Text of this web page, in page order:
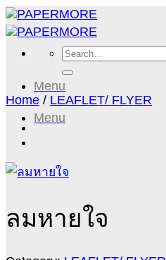
Skip
to
content
Search
Menu
Menu
Home / LEAFLET/ FLYER
ลมหายใจ